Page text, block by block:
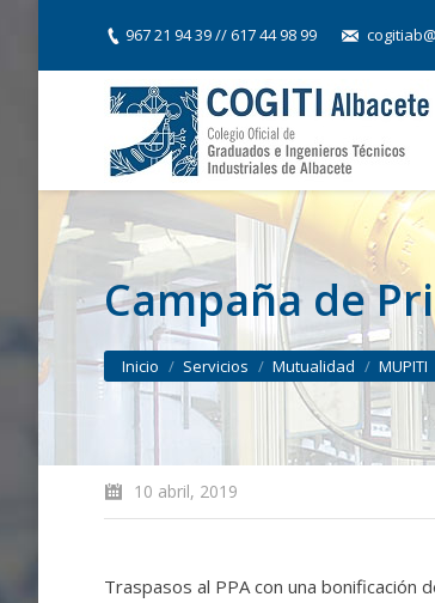
967 21 94 39 // 617 44 98 99
Campaña de
You are here:
Inicio Servicios Mutualidad MUPITI
10 abril, 2019
Traspasos al PPA con una bonificación